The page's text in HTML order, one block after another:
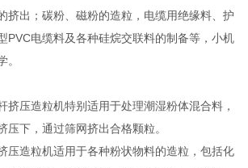
挤出；碳粉、磁粉的造粒，电缆用绝缘料、护
PVC电缆料及各种硅烷交联料的制备等，小机
。
挤压造粒机特别适用于处理潮湿粉体混合料，
压下，通过筛网挤出合格颗粒‌。
压造粒机适用于各种粉状物料的造粒，包括化